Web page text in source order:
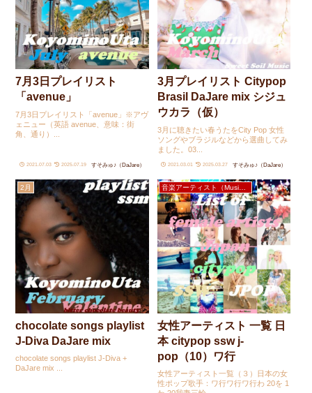
7月3日プレイリスト
「avenue」
7月3日プレイリスト「avenue」※アヴ
ェニュー（英語 avenue、意味：街
角、通り）...
2021.07.03 2025.07.19 すそみゅ♪（DaJare）
3月プレイリスト Citypop
Brasil DaJare mix シジュ
ウカラ（仮）
3月に聴きたい春うたをCity Pop 女性
ソングやブラジルなどから選曲してみ
ました。03...
2021.03.01 2025.03.27 すそみゅ♪（DaJare）
2月
chocolate songs playlist
J-Diva DaJare mix
chocolate songs playlist J-Diva +
DaJare mix ...
女性アーティスト 一覧 日
本 citypop ssw j-
pop（10）ワ行
女性アーティスト一覧（３）日本の女
性ポップ歌手：ワ行ワ行ワ行わ 20を 1